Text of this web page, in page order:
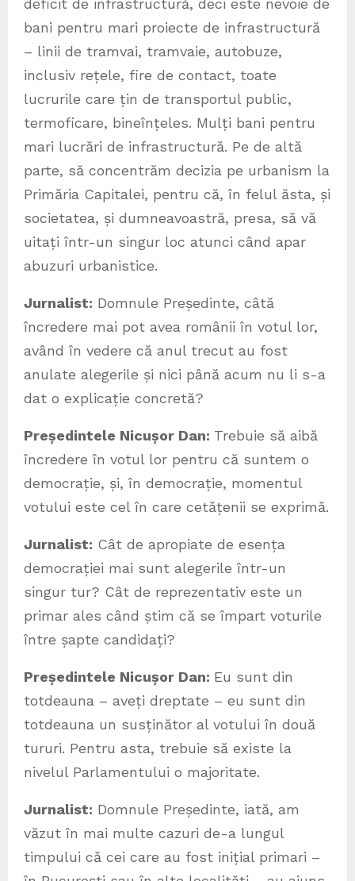
deficit de infrastructură, deci este nevoie de
bani pentru mari proiecte de infrastructură
– linii de tramvai, tramvaie, autobuze,
inclusiv rețele, fire de contact, toate
lucrurile care țin de transportul public,
termoficare, bineînțeles. Mulți bani pentru
mari lucrări de infrastructură. Pe de altă
parte, să concentrăm decizia pe urbanism la
Primăria Capitalei, pentru că, în felul ăsta, și
societatea, și dumneavoastră, presa, să vă
uitați într-un singur loc atunci când apar
abuzuri urbanistice.
Jurnalist: Domnule Președinte, câtă
încredere mai pot avea românii în votul lor,
având în vedere că anul trecut au fost
anulate alegerile și nici până acum nu li s-a
dat o explicație concretă?
Președintele Nicușor Dan: Trebuie să aibă
încredere în votul lor pentru că suntem o
democrație, și, în democrație, momentul
votului este cel în care cetățenii se exprimă.
Jurnalist: Cât de apropiate de esența
democrației mai sunt alegerile într-un
singur tur? Cât de reprezentativ este un
primar ales când știm că se împart voturile
între șapte candidați?
Președintele Nicușor Dan: Eu sunt din
totdeauna – aveți dreptate – eu sunt din
totdeauna un susținător al votului în două
tururi. Pentru asta, trebuie să existe la
nivelul Parlamentului o majoritate.
Jurnalist: Domnule Președinte, iată, am
văzut în mai multe cazuri de-a lungul
timpului că cei care au fost inițial primari –